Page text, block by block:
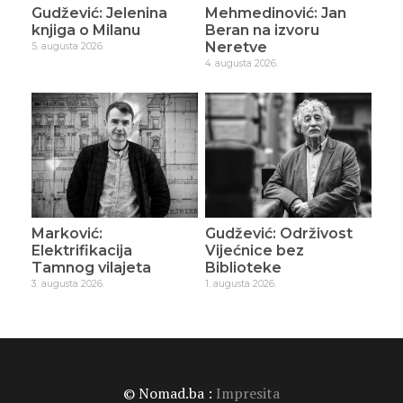
Gudžević: Jelenina
knjiga o Milanu
5. augusta 2026.
Mehmedinović: Jan
Beran na izvoru
Neretve
4. augusta 2026.
Marković:
Elektrifikacija
Tamnog vilajeta
3. augusta 2026.
Gudžević: Održivost
Vijećnice bez
Biblioteke
1. augusta 2026.
© Nomad.ba : Impresita